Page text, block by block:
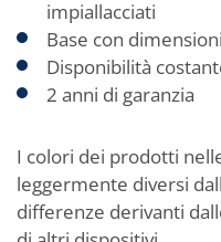
impiallacciati
Base con
Disponibilità
2 anni di garanzia
I colori dei prodotti
leggermente diversi
differenze derivanti